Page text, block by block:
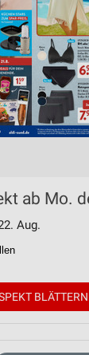
ab Mo.
Aug.
BLÄTTERN